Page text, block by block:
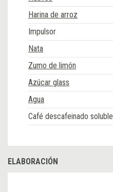
Harina de arroz
Impulsor
Nata
Zumo de limón
Azúcar glass
Agua
Café descafeinado soluble
ELABORACIÓN